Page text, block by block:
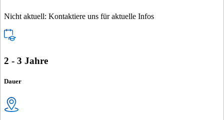
Nicht aktuell: Kontaktiere uns für aktuelle Infos
2 - 3 Jahre
Dauer